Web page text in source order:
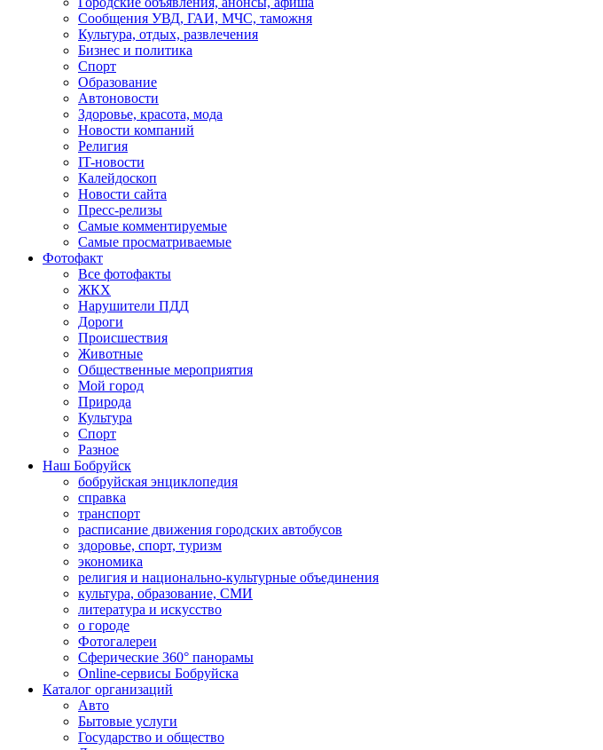
Сообщения УВД, ГАИ, МЧС, таможня
Культура, отдых, развлечения
Бизнес и политика
Спорт
Образование
Автоновости
Здоровье, красота, мода
Новости компаний
Религия
IT-новости
Калейдоскоп
Новости сайта
Пресс-релизы
Самые комментируемые
Самые просматриваемые
Фотофакт
Все фотофакты
ЖКХ
Нарушители ПДД
Дороги
Происшествия
Животные
Общественные мероприятия
Мой город
Природа
Культура
Спорт
Разное
Наш Бобруйск
бобруйская энциклопедия
справка
транспорт
расписание движения городских автобусов
здоровье, спорт, туризм
экономика
религия и национально-культурные объединения
культура, образование, СМИ
литература и искусство
о городе
Фотогалереи
Сферические 360° панорамы
Online-сервисы Бобруйска
Каталог организаций
Авто
Бытовые услуги
Государство и общество